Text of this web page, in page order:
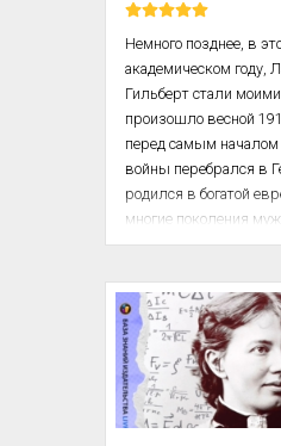
Немного позднее, в
академическом году,
Гильберт стали
произошло весной
перед самым
войны перебрался в
родился в богатой
многие поколения
банковским делом. В
воспитывали в
роскоши, и он с
привык
жизни, которые
деньги. Этот
совершенно